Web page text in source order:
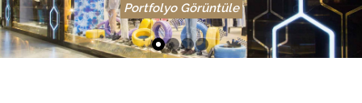
Portfolyo Görüntüle